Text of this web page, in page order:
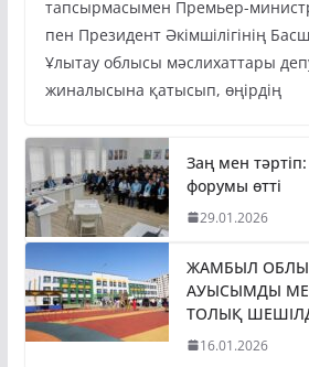
тапсырмасымен Премьер-
пен Президент Әкімшілігінің
Ұлытау облысы мәслихаттары
жиналысына қатысып, өңірдің
Заң мен
форумы өтті
29.01.2026
ЖАМБЫЛ
АУЫСЫМДЫ
ТОЛЫҚ
16.01.2026